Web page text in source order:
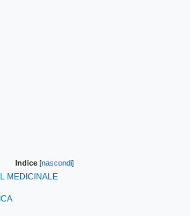
Indice[nascondi]
MEDICINALE